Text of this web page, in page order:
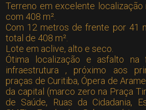
Terreno em excelente localização
com 408 m².
Com 12 metros de frente por 41
total de 408 m².
Lote em aclive, alto e seco.
Ótima localização e asfalto na
infraestrutura , próximo aos
praças de Curitiba, Ópera de
da capital (marco zero na Praça
de Saúde, Ruas da Cidadania,